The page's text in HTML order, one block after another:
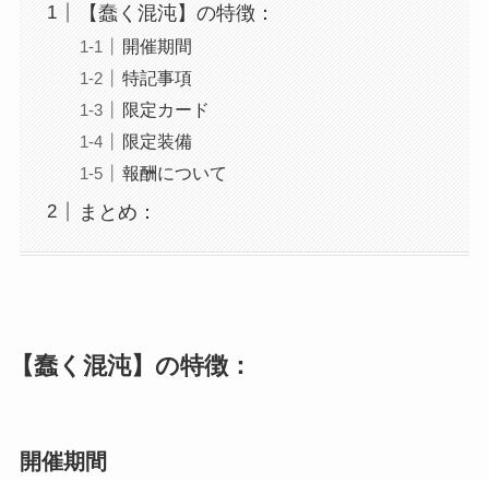
【蠢く混沌】の特徴：
開催期間
特記事項
限定カード
限定装備
報酬について
まとめ：
【蠢く混沌】の特徴：
開催期間